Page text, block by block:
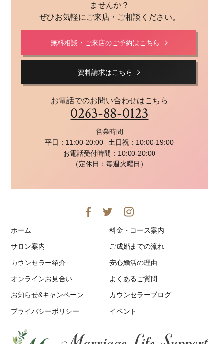
ませんか？
ぜひお気軽にご来店・ご相談ください。
無料相談・ご来店のご予約はこちら
資料請求はこちら
お電話でのお問い合わせはこちら
0263-88-0123
営業時間
平日：11:00-20:00
土日祝：10:00-19:00
お電話受付時間：10:00-20:00
（定休日：毎週火曜日）
ホーム 料金・コース案内
サロン案内 ご成婚までの流れ
カウンセラー紹介 安心婚活の理由
オンラインお見合い よくあるご質問
お知らせ&キャンペーン カウンセラーブログ
プライバシーポリシー イベント